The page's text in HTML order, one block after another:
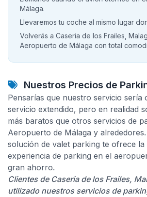
Málaga.
Llevaremos tu coche al mismo lugar
Volverás a Caseria de los Frailes,
Aeropuerto de Málaga con total
Nuestros Precios de
Pensarías que nuestro servicio sería
servicio extendido, pero en realidad
más baratos que otros servicios de
Aeropuerto de Málaga y
solución de valet parking te ofrece la
experiencia de parking en el
gran ahorro.
Clientes de Caseria de los Frailes,
utilizado nuestros servicios de